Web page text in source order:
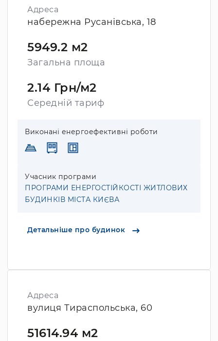
Адреса
набережна Русанівська, 18
5949.2 м2
Загальна площа
2.14 Грн/м2
Середній тариф
Виконані енергоефективні роботи
Учасник програми
ПРОГРАМИ ЕНЕРГОСТІЙКОСТІ ЖИТЛОВИХ
БУДИНКІВ МІСТА КИЄВА
Детальніше про будинок
Адреса
вулиця Тираспольська, 60
51614.94 м2